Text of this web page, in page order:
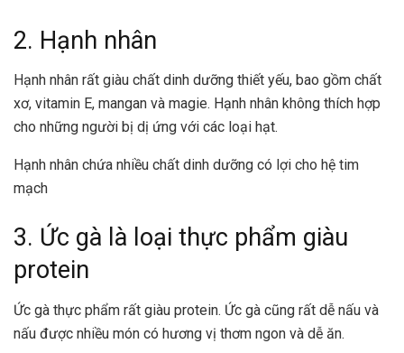
2. Hạnh nhân
Hạnh nhân rất giàu chất dinh dưỡng thiết yếu, bao gồm chất
xơ, vitamin E, mangan và magie. Hạnh nhân không thích hợp
cho những người bị dị ứng với các loại hạt.
Hạnh nhân chứa nhiều chất dinh dưỡng có lợi cho hệ tim
mạch
3. Ức gà là loại thực phẩm giàu
protein
Ức gà thực phẩm rất giàu protein. Ức gà cũng rất dễ nấu và
nấu được nhiều món có hương vị thơm ngon và dễ ăn.